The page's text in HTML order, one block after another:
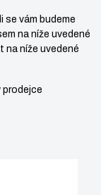
se vám budeme
na níže uvedené
na níže uvedené
prodejce